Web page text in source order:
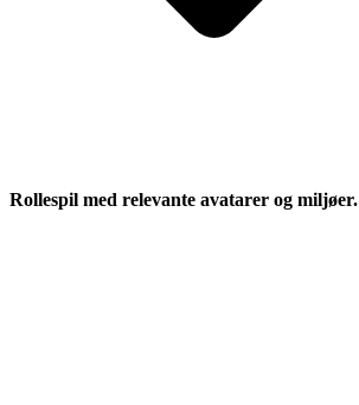
Rollespil med relevante avatarer og miljøer.